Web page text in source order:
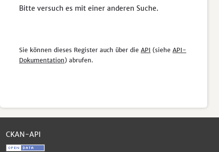
Bitte versuch es mit einer anderen Suche.
Sie können dieses Register auch über die API (siehe API-
Dokumentation) abrufen.
CKAN-API